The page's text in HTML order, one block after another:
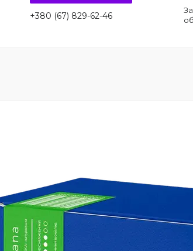
+380 (67) 829-62-46
Законом не передбачено повернення та